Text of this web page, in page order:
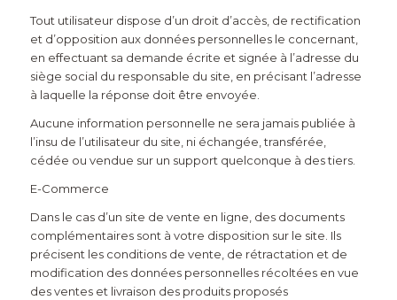
Tout utilisateur dispose d’un droit d’accès, de rectification
et d’opposition aux données personnelles le concernant,
en effectuant sa demande écrite et signée à l’adresse du
siège social du responsable du site, en précisant l’adresse
à laquelle la réponse doit être envoyée.
Aucune information personnelle ne sera jamais publiée à
l’insu de l’utilisateur du site, ni échangée, transférée,
cédée ou vendue sur un support quelconque à des tiers.
E-Commerce
Dans le cas d’un site de vente en ligne, des documents
complémentaires sont à votre disposition sur le site. Ils
précisent les conditions de vente, de rétractation et de
modification des données personnelles récoltées en vue
des ventes et livraison des produits proposés